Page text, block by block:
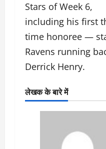
Stars of Week 6,
including his first
time honoree —
Ravens running
Derrick Henry.
लेखक के बारे में